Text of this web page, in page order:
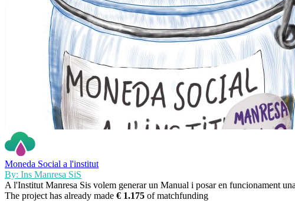
Moneda Social a l'institut
By: Ins Manresa SiS
A l'Institut Manresa Sis volem generar un Manual i posar en funcionament
The project has already made € 1.175 of matchfunding